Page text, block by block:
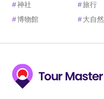
#神社 #旅行
#博物館 #大自然